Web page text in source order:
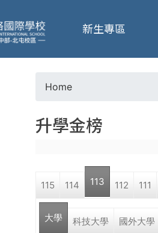
o
a
r
Home
升學金榜
115 114 113 112 111
大學 科技大學 國外大學
新生專區